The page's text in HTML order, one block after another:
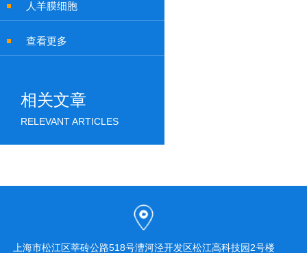
人羊膜细胞
查看更多
相关文章
RELEVANT ARTICLES
上海市松江区莘砖公路518号漕河泾开发区松江高科技园2号楼